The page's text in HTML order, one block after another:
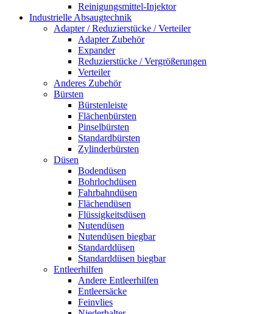
Reinigungsmittel-Injektor
Industrielle Absaugtechnik
Adapter / Reduzierstücke / Verteiler
Adapter Zubehör
Expander
Reduzierstücke / Vergrößerungen
Verteiler
Anderes Zubehör
Bürsten
Bürstenleiste
Flächenbürsten
Pinselbürsten
Standardbürsten
Zylinderbürsten
Düsen
Bodendüsen
Bohrlochdüsen
Fahrbahndüsen
Flächendüsen
Flüssigkeitsdüsen
Nutendüsen
Nutendüsen biegbar
Standarddüsen
Standarddüsen biegbar
Entleerhilfen
Andere Entleerhilfen
Entleersäcke
Feinvlies